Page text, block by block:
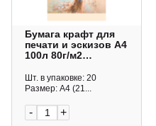
Бумага крафт для
печати и эскизов А4
100л 80г/м2
Шт. в упаковке: 20
Размер: А4 (21...
- +